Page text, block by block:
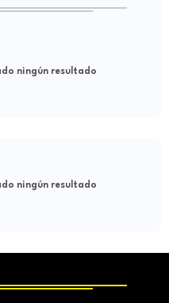
ningún resultado
ningún resultado